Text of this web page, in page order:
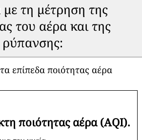
με τη μέτρηση της
του αέρα και της
ρύπανσης:
επίπεδα ποιότητας αέρα
ποιότητας αέρα (AQI).